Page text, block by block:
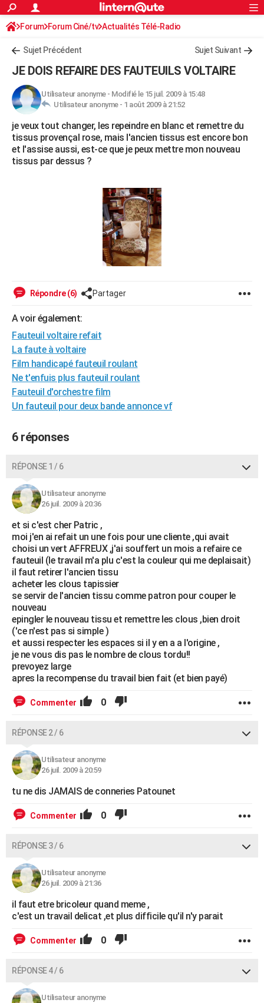
ACTUALITÉS
Politique
Société
Faits Divers
Education
Monde
Villes
+
FINANCE
Retraite
Impôts
Epargne
Immobilier
Risques naturels par ville
Banque
Assurance
Crédit
AUTO
Essais
Réserver un essai
Citadines
Berlines
SUV
Forum auto
+HIGH-TECH
Mobiles
Meilleur smartphone
Internet
Ordinateurs
Jeux vidéo
Guide high-tech
+BRICOLAGE
BONS PLANS
CARTE DE VOEUX
Carte de Noël
Carte Bonne année
Carte Saint-Valentin
Carte Pâques
Carte d'anniversaire
DICTIONNAIRE
Dictionnaire
Biographies
Citations
Expressions
Proverbes
PROGRAMME TV
S'inscrire
Se connecter
Lycées
Collèges
Primaires
Universités
Entreprises
Service militaire
Avis de recherche
AVIS DE DÉCÈS
FORUM
Bricolage
Lifestyle
Culture
Sport
Auto
Television
Voyage
Cinema
S'inscrire
Connexion
Forum Forum Ciné/tv Actualités Télé-Radio
Sujet Précédent Sujet Suivant
JE DOIS REFAIRE DES FAUTEUILS VOLTAIRE
Utilisateur anonyme- Modifié le 15 juil. 2009 à 15:48
Utilisateur anonyme - 1 août 2009 à 21:52
je veux tout changer, les repeindre en blanc et remettre du
tissus provençal rose, mais l'ancien tissus est encore bon
et l'assise aussi, est-ce que je peux mettre mon nouveau
tissus par dessus ?
Répondre (6) Partager
A voir également:
Fauteuil voltaire refait
La faute à voltaire
Film handicapé fauteuil roulant
Ne t'enfuis plus fauteuil roulant
Fauteuil d'orchestre film
Un fauteuil pour deux bande annonce vf
6 réponses
RÉPONSE 1 / 6
Utilisateur anonyme
26 juil. 2009 à 20:36
et si c'est cher Patric ,
moi j'en ai refait un une fois pour une cliente ,qui avait
choisi un vert AFFREUX ,j'ai souffert un mois a refaire ce
fauteuil (le travail m'a plu c'est la couleur qui me deplaisait)
il faut retirer l'ancien tissu
acheter les clous tapissier
se servir de l'ancien tissu comme patron pour couper le
nouveau
epingler le nouveau tissu et remettre les clous ,bien droit
('ce n'est pas si simple )
et aussi respecter les espaces si il y en a a l'origine ,
je ne vous dis pas le nombre de clous tordu!!
prevoyez large
apres la recompense du travail bien fait (et bien payé)
Commenter 0
RÉPONSE 2 / 6
Utilisateur anonyme
26 juil. 2009 à 20:59
tu ne dis JAMAIS de conneries Patounet
Commenter 0
RÉPONSE 3 / 6
Utilisateur anonyme
26 juil. 2009 à 21:36
il faut etre bricoleur quand meme ,
c'est un travail delicat ,et plus difficile qu'il n'y parait
Commenter 0
RÉPONSE 4 / 6
Utilisateur anonyme